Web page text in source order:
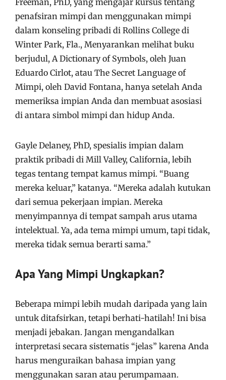
penafsiran mimpi dan menggunakan mimpi
dalam konseling pribadi di Rollins College di
Winter Park, Fla., Menyarankan melihat buku
berjudul, A Dictionary of Symbols, oleh Juan
Eduardo Cirlot, atau The Secret Language of
Mimpi, oleh David Fontana, hanya setelah Anda
memeriksa impian Anda dan membuat asosiasi
di antara simbol mimpi dan hidup Anda.
Gayle Delaney, PhD, spesialis impian dalam
praktik pribadi di Mill Valley, California, lebih
tegas tentang tempat kamus mimpi. “Buang
mereka keluar,” katanya. “Mereka adalah kutukan
dari semua pekerjaan impian. Mereka
menyimpannya di tempat sampah arus utama
intelektual. Ya, ada tema mimpi umum, tapi tidak,
mereka tidak semua berarti sama.”
Apa Yang Mimpi Ungkapkan?
Beberapa mimpi lebih mudah daripada yang lain
untuk ditafsirkan, tetapi berhati-hatilah! Ini bisa
menjadi jebakan. Jangan mengandalkan
interpretasi secara sistematis “jelas” karena Anda
harus menguraikan bahasa impian yang
menggunakan saran atau perumpamaan.